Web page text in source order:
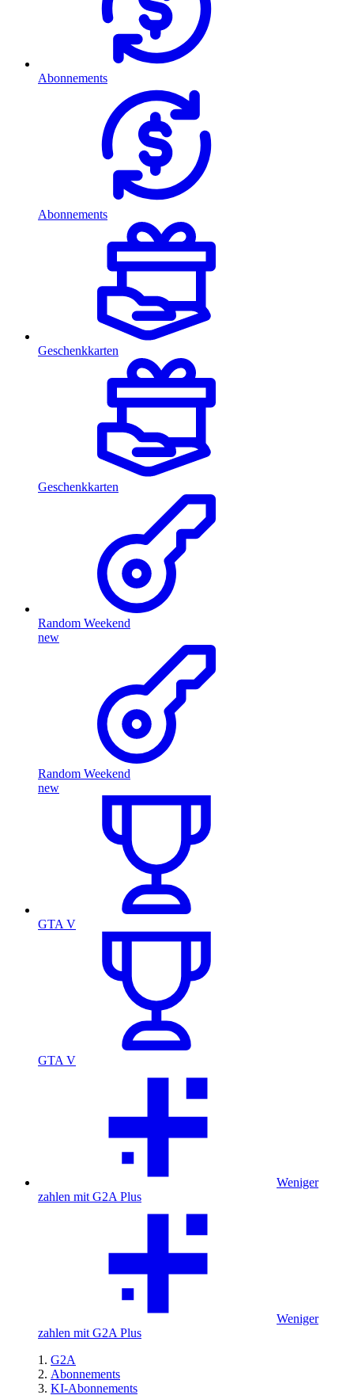
Abonnements
Abonnements
Geschenkkarten
Geschenkkarten
Random Weekend
new
Random Weekend
new
GTA V
GTA V
Weniger
zahlen mit G2A Plus
Weniger
zahlen mit G2A Plus
G2A
Abonnements
KI-Abonnements